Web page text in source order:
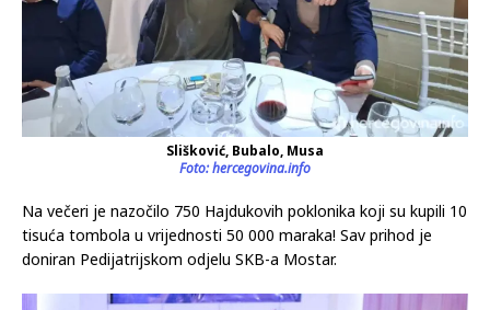
Slišković, Bubalo, Musa
Foto: hercegovina.info
Na večeri je nazočilo 750 Hajdukovih poklonika koji su kupili 10
tisuća tombola u vrijednosti 50 000 maraka! Sav prihod je
doniran Pedijatrijskom odjelu SKB-a Mostar.